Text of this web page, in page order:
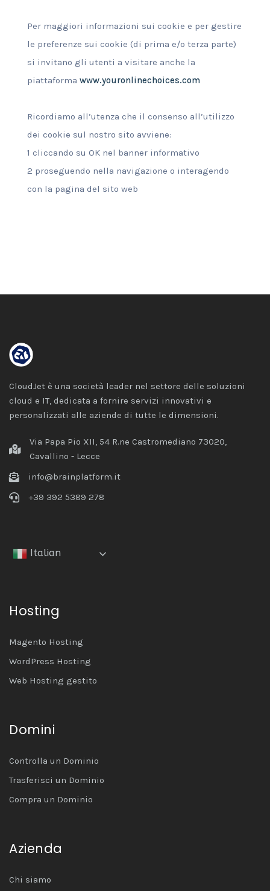
Per maggiori informazioni sui cookie e per gestire
le preferenze sui cookie (di prima e/o terza parte)
si invitano gli utenti a visitare anche la
piattaforma www.youronlinechoices.com
Ricordiamo all’utenza che il consenso all’utilizzo
dei cookie sul nostro sito avviene:
1 cliccando su OK nel banner informativo
2 proseguendo nella navigazione o interagendo
con la pagina del sito web
CloudJet è una società leader nel settore delle soluzioni
cloud e IT, dedicata a fornire servizi innovativi e
personalizzati alle aziende di tutte le dimensioni.
Via Papa Pio XII, 54 R.ne Castromediano 73020,
Cavallino - Lecce
info@brainplatform.it
+39 392 5389 278
Italian
Hosting
Magento Hosting
WordPress Hosting
Web Hosting gestito
Domini
Controlla un Dominio
Trasferisci un Dominio
Compra un Dominio
Azienda
Chi siamo